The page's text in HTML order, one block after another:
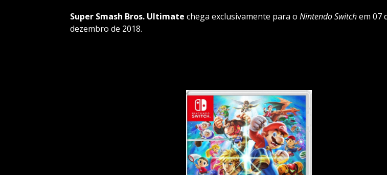
Super Smash Bros. Ultimate chega exclusivamente para o Nintendo Switchem 07
dezembro de 2018.